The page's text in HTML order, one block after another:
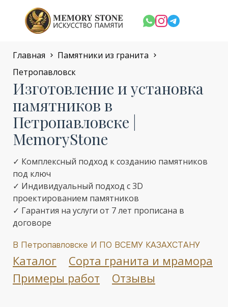
Главная
Памятники из гранита
Петропавловск
Изготовление и установка
памятников в
Петропавловске |
MemoryStone
✓ Комплексный подход к созданию памятников
под ключ
✓ Индивидуальный подход с 3D
проектированием памятников
✓ Гарантия на услуги от 7 лет прописана в
договоре
В Петропавловске И ПО ВСЕМУ КАЗАХСТАНУ
Каталог
Сорта гранита и мрамора
Примеры работ
Отзывы